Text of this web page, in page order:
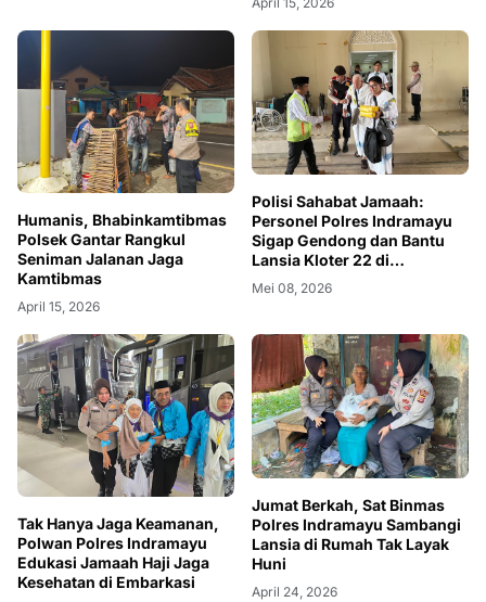
Humanis, Bhabinkamtibmas
Polsek Gantar Rangkul
Seniman Jalanan Jaga
Kamtibmas
April 15, 2026
Polisi Sahabat Jamaah:
Personel Polres Indramayu
Sigap Gendong dan Bantu
Lansia Kloter 22 di
Embarkasi
Mei 08, 2026
Tak Hanya Jaga Keamanan,
Polwan Polres Indramayu
Edukasi Jamaah Haji Jaga
Kesehatan di Embarkasi
Jumat Berkah, Sat Binmas
Polres Indramayu Sambangi
Lansia di Rumah Tak Layak
Huni
April 24, 2026